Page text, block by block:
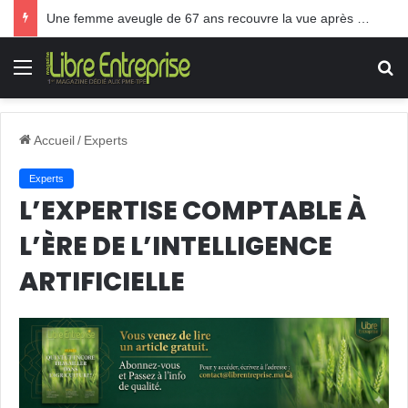
Menu
Accueil/ Experts
Experts
L’EXPERTISE COMPTABLE À
L’ÈRE DE L’INTELLIGENCE
ARTIFICIELLE